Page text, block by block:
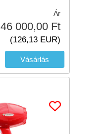
Ár
46 000,00 Ft
(126,13 EUR)